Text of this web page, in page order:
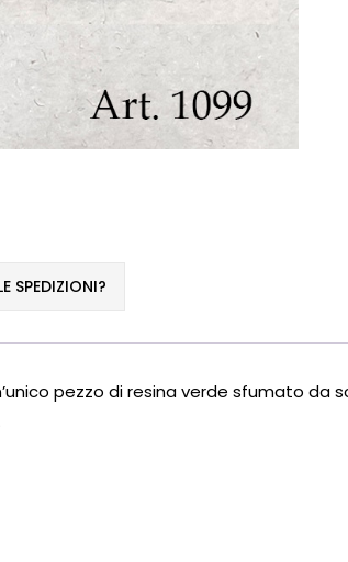
SPEDIZIONI?
pezzo di resina verde sfumato